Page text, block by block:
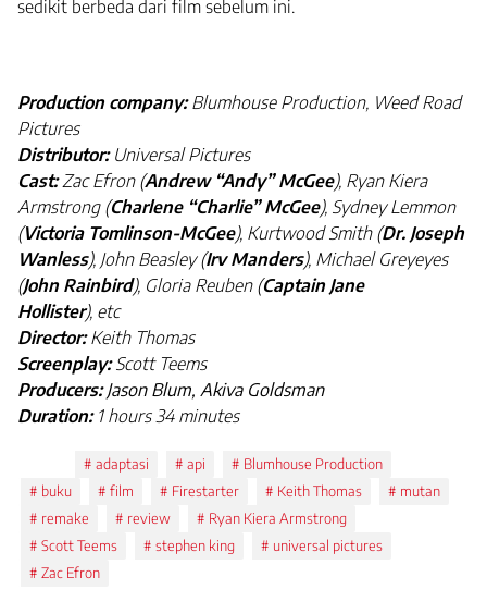
sedikit berbeda dari film sebelum ini.
Production company:Blumhouse Production, Weed Road
Pictures
Distributor:Universal Pictures
Cast:Zac Efron (Andrew “Andy” McGee), Ryan Kiera
Armstrong (Charlene “Charlie” McGee), Sydney Lemmon
(Victoria Tomlinson-McGee), Kurtwood Smith (Dr. Joseph
Wanless), John Beasley (Irv Manders), Michael Greyeyes
(John Rainbird), Gloria Reuben (Captain Jane
Hollister), etc
Director:Keith Thomas
Screenplay: Scott Teems
Producers:Jason Blum, Akiva Goldsman
Duration:1 hours 34 minutes
adaptasi api
Blumhouse Production
buku
film Firestarter Keith Thomas
mutan
remake
review
Ryan Kiera Armstrong
Scott Teems
stephen king
universal pictures
Zac Efron